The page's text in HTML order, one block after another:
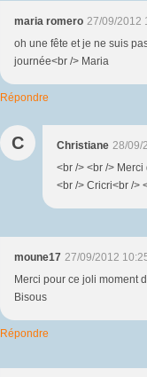
maria romero 27/09/2012
oh une fête et je ne suis
journée<br /> Maria
Répondre
C Christiane 28/09/
<br /> <br />
<br /> Cricri<br />
moune17 27/09/2012
Merci pour ce joli moment
Bisous
Répondre